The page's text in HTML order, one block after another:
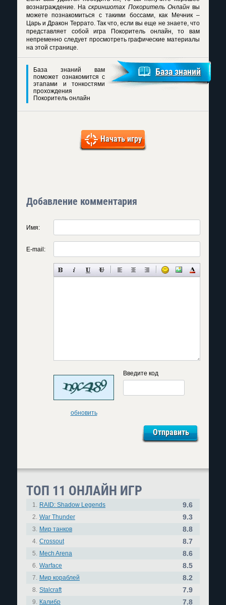
вознаграждение. Наскриншотах Покоритель Онлайнвы
можете познакомиться с такими боссами, как Мечник –
Царь и Дракон Террато. Так что, если вы еще не знаете, что
представляет собой игра Покоритель онлайн, то вам
непременно следует просмотреть графические материалы
на этой странице.
База знаний вам
поможет ознакомится с
этапами и тонкостями
прохождения
Покоритель онлайн
База знаний
Начать игру
Добавление комментария
Имя:
E-mail:
обновить
Введите код
ТОП 11 ОНЛАЙН ИГР
1. RAID: Shadow Legends 9.6
2. War Thunder 9.3
3. Мир танков 8.8
4. Crossout 8.7
5. Mech Arena 8.6
6. Warface 8.5
7. Мир кораблей 8.2
8. Stalcraft 7.9
9. Калибр 7.8